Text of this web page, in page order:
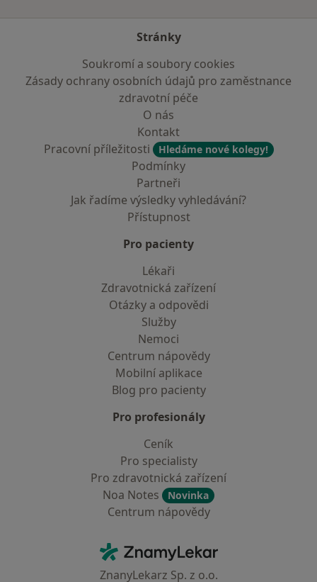
Stránky
Soukromí a soubory cookies
Zásady ochrany osobních údajů pro zaměstnance
zdravotní péče
O nás
Kontakt
Pracovní příležitosti
Hledáme nové kolegy!
Podmínky
Partneři
Jak řadíme výsledky vyhledávání?
Přístupnost
Pro pacienty
Lékaři
Zdravotnická zařízení
Otázky a odpovědi
Služby
Nemoci
Centrum nápovědy
Mobilní aplikace
Blog pro pacienty
Pro profesionály
Ceník
Pro specialisty
Pro zdravotnická zařízení
Noa Notes
Novinka
Centrum nápovědy
ZnamyLekar - Hlavní stránka
ZnanyLekarz Sp. z o.o.